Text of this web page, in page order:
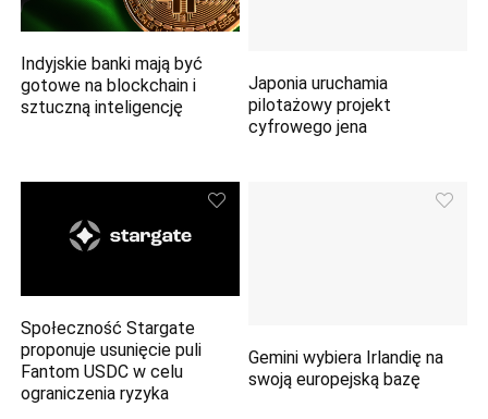
Indyjskie banki mają być
gotowe na blockchain i
sztuczną inteligencję
Japonia uruchamia
pilotażowy projekt
cyfrowego jena
Społeczność Stargate
proponuje usunięcie puli
Fantom USDC w celu
ograniczenia ryzyka
Gemini wybiera Irlandię na
swoją europejską bazę